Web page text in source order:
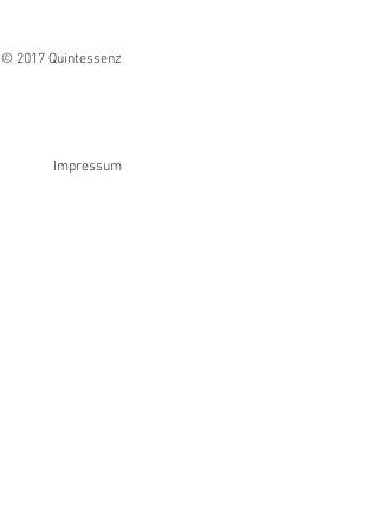
© 2017 Quintessenz
Impressum